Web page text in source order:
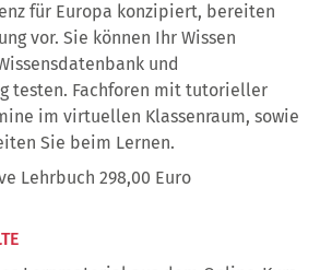
für Europa konzipiert, bereiten
vor. Sie können Ihr Wissen
und
testen. Fachforen mit tutorieller
im virtuellen Klassenraum, sowie
Sie beim Lernen.
Lehrbuch 298,00 Euro